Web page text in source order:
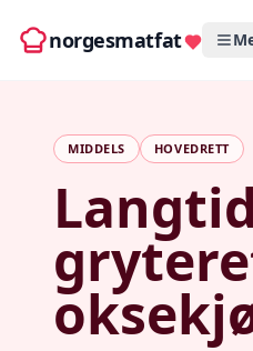
norgesmatfat
MIDDELS HOVEDRETT